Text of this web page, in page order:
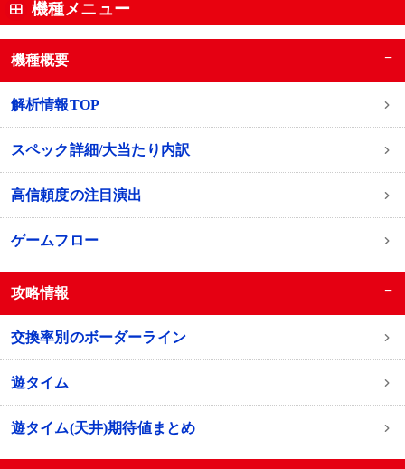
機種メニュー
機種概要 −
解析情報TOP
スペック詳細/大当たり内訳
高信頼度の注目演出
ゲームフロー
攻略情報 −
交換率別のボーダーライン
遊タイム
遊タイム(天井)期待値まとめ